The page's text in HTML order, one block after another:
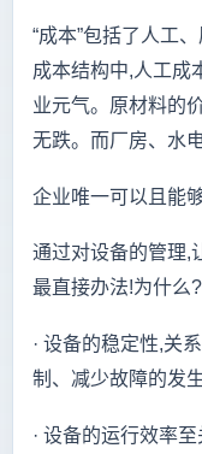
“成本”包括了人工
成本结构中,人工成
业元气。原材料的
无跌。而厂房、水
企业唯一可以且能
通过对设备的管理,
最直接办法!为什么?
· 设备的稳定性,关
制、减少故障的发
· 设备的运行效率